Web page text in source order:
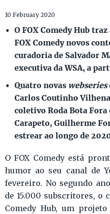
10 February 2020
O FOX Comedy Hub
FOX Comedy novos
curadoria de Salvador
executiva da WSA, a
Quatro novas webseries
Carlos Coutinho
coletivo Roda Bota
Carapeto, Guilherme
estrear ao longo de
O FOX Comedy está
humor ao seu canal de
fevereiro. No segundo
de 15.000 subscritores, o
Comedy Hub, um